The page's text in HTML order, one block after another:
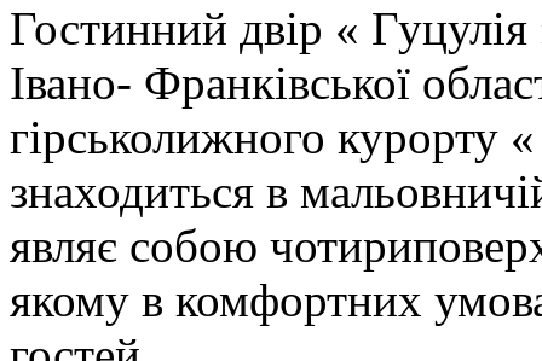
Гостинний двір «
Івано- Франківської
гірськолижного курорту
знаходиться в
являє собою
якому в комфортних